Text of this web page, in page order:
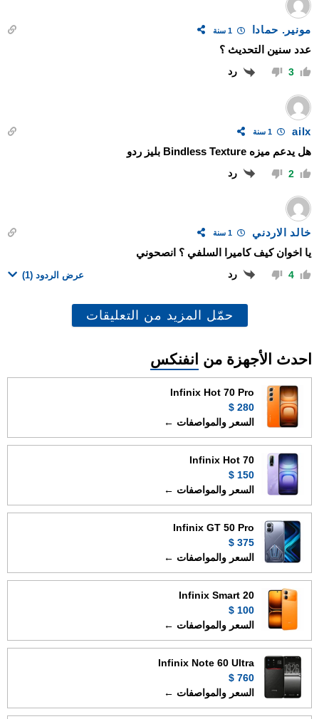
مونير. حمادا 1 سنة
عدد سنين التحديث ؟
3 رد
ailx
هل يدعم ميزه Bindless Texture بليز ردو
2 رد
خالد الاردني
يا اخوان كيف كاميرا السلفي ؟ انصحوني
4 رد عرض الردود (1)
حمّل المزيد من التعليقات
احدث الأجهزة من انفنكس
Infinix Hot 70 Pro
280 $
السعر والمواصفات ←
Infinix Hot 70
150 $
السعر والمواصفات ←
Infinix GT 50 Pro
375 $
السعر والمواصفات ←
Infinix Smart 20
100 $
السعر والمواصفات ←
Infinix Note 60 Ultra
760 $
السعر والمواصفات ←